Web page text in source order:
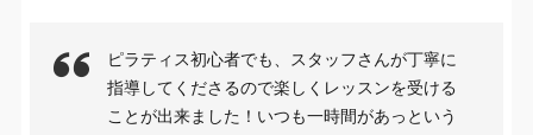
ピラティス初心者でも、スタッフさんが丁寧に
指導してくださるので楽しくレッスンを受ける
ことが出来ました！いつも一時間があっという